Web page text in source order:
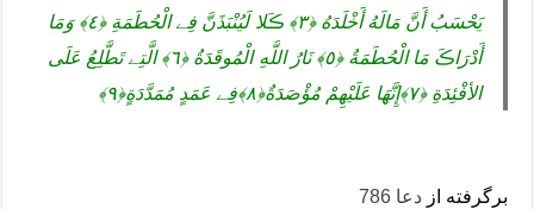
یَحْسَبُ أَنَّ مَالَهُ أَخْلَدَهُ ﴿٣﴾ ڪَلا لَیُنْبَذَنَّ فِے الْحُطَمَةِ ﴿٤﴾ وَمَا
أَدْرَاڪَ مَا الْحُطَمَةُ ﴿٥﴾ نَارُ اللَّهِ الْمُوقَدَةُ ﴿٦﴾ الَّتِے تَطَّلِعُ عَلَى
الأفْئِدَةِ ﴿٧﴾إِنَّهَا عَلَیْهِمْ مُؤْصَدَةٌ﴿٨﴾فِے عَمَدٍ مُمَدَّدَةٍ﴿٩﴾
برگرفته ازدعا 786